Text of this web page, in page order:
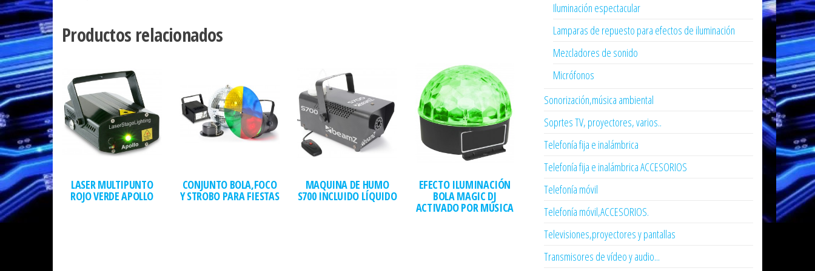
Productos relacionados
LASER MULTIPUNTO
ROJO VERDE APOLLO
CONJUNTO BOLA,FOCO
Y STROBO PARA FIESTAS
MAQUINA DE HUMO
S700 INCLUIDO LÍQUIDO
EFECTO ILUMINACIÓN
BOLA MAGIC DJ
ACTIVADO POR MÚSICA
Iluminación espectacular
Lamparas de repuesto para efectos de iluminación
Mezcladores de sonido
Micrófonos
Sonorización,música ambiental
Soprtes TV, proyectores, varios..
Telefonía fija e inalámbrica
Telefonía fija e inalámbrica ACCESORIOS
Telefonía móvil
Telefonía móvil,ACCESORIOS.
Televisiones,proyectores y pantallas
Transmisores de vídeo y audio...